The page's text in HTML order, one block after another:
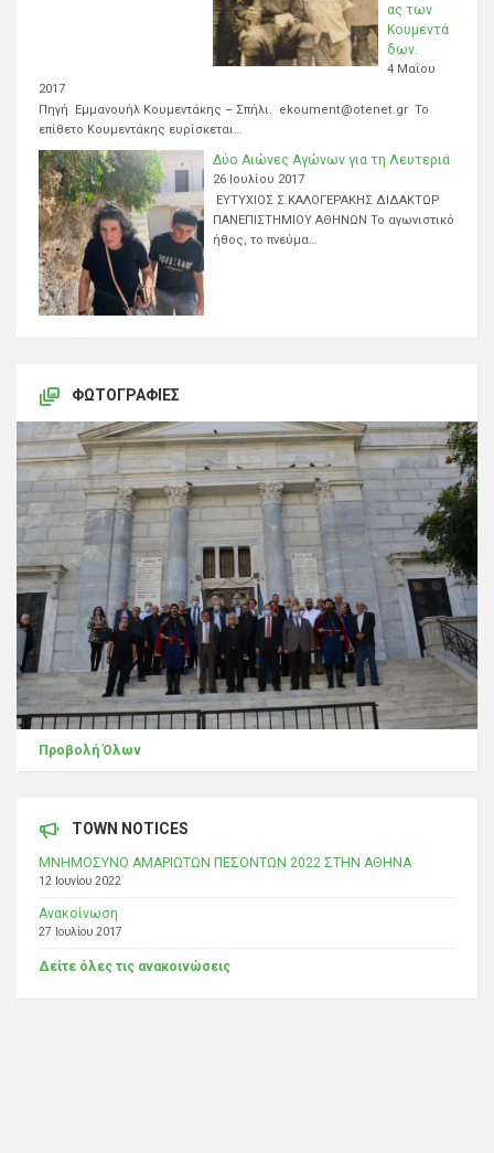
ας των
Κουμεντά
δων.
4 Μαΐου
2017
Πηγή Εμμανουήλ Κουμεντάκης – Σπήλι. ekoument@otenet.gr Το
επίθετο Κουμεντάκης ευρίσκεται…
Δύο Αιώνες Αγώνων για τη Λευτεριά
26 Ιουλίου 2017
ΕΥΤΥΧΙΟΣ Σ.ΚΑΛΟΓΕΡΑΚΗΣ ΔΙΔΑΚΤΩΡ
ΠΑΝΕΠΙΣΤΗΜΙΟΥ ΑΘΗΝΩΝ Το αγωνιστικό
ήθος, το πνεύμα…
ΦΩΤΟΓΡΑΦΊΕΣ
Προβολή Όλων
TOWN NOTICES
ΜΝΗΜΟΣΥΝΟ ΑΜΑΡΙΩΤΩΝ ΠΕΣΟΝΤΩΝ 2022 ΣΤΗΝ ΑΘΗΝΑ
12 Ιουνίου 2022
Ανακοίνωση
27 Ιουλίου 2017
Δείτε όλες τις ανακοινώσεις